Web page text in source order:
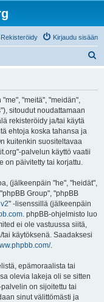
Kirjaudu sisään
Rekisteröidy
"meitä", "meidän",
sitoudut noudattamaan
rekisteröidy ja/tai käytä
ehtoja koska tahansa ja
kuitenkin suositeltavaa
palvelun käyttö vaatii
on päivitetty tai korjattu.
(jälkeenpäin "he", "heidät",
Group", "phpBB
" -lisenssillä (jälkeenpäin
. phpBB-ohjelmisto luo
ei ole vastuussa siitä,
käytöksenä. Saadaksesi
.
epämoraalista tai
olevia lakeja oli se sitten
on sijoitettu tai
sinut välittömästi ja